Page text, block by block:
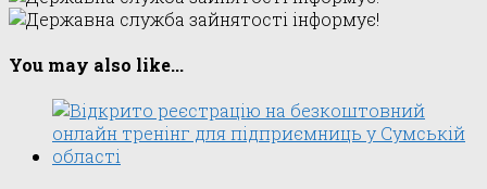
You may also like...